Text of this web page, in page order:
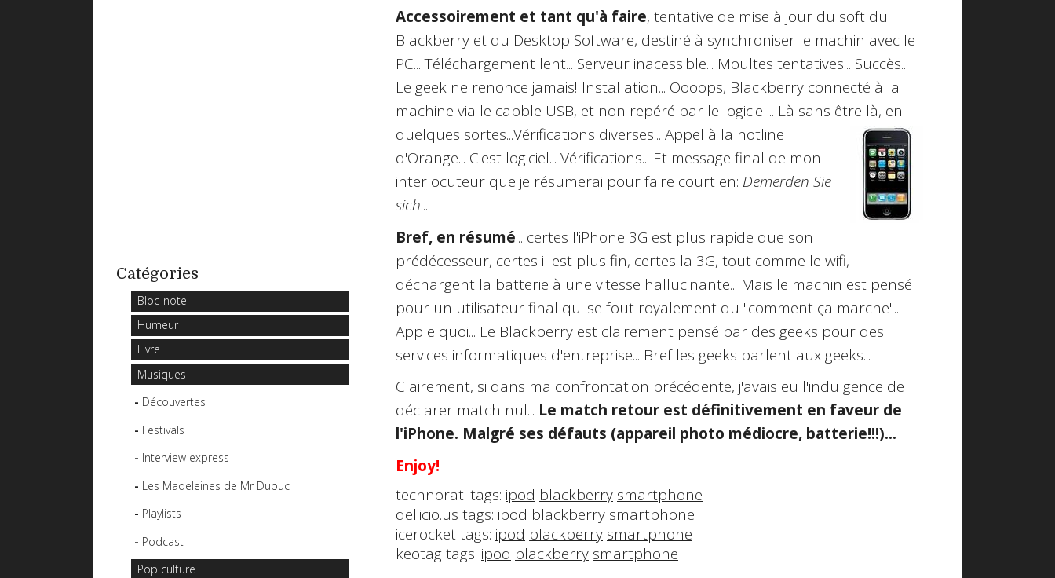
Catégories
Bloc-note
Humeur
Livre
Musiques
Découvertes
Festivals
Interview express
Les Madeleines de Mr Dubuc
Playlists
Podcast
Pop culture
Accessoirement et tant qu'à faire, tentative de mise à jour du soft du
Blackberry et du Desktop Software, destiné à synchroniser le machin avec le
PC... Téléchargement lent... Serveur inacessible... Moultes tentatives... Succès...
Le geek ne renonce jamais! Installation... Oooops, Blackberry connecté à la
machine via le cabble USB, et non repéré par le logiciel... Là sans être là, en
quelques sortes...Vérifications diverses... Appel à la hotline
d'Orange... C'est logiciel... Vérifications... Et message final de mon
interlocuteur que je résumerai pour faire court en: Demerden Sie
sich...
Bref, en résumé... certes l'iPhone 3G est plus rapide que son
prédécesseur, certes il est plus fin, certes la 3G, tout comme le wifi,
déchargent la batterie à une vitesse hallucinante... Mais le machin est pensé
pour un utilisateur final qui se fout royalement du "comment ça marche"...
Apple quoi... Le Blackberry est clairement pensé par des geeks pour des
services informatiques d'entreprise... Bref les geeks parlent aux geeks...
Clairement, si dans ma confrontation précédente, j'avais eu l'indulgence de
déclarer match nul... Le match retour est définitivement en faveur de
l'iPhone. Malgré ses défauts (appareil photo médiocre, batterie!!!)...
Enjoy!
technorati tags: ipod blackberry smartphone
del.icio.us tags: ipod blackberry smartphone
icerocket tags: ipod blackberry smartphone
keotag tags: ipod blackberry smartphone